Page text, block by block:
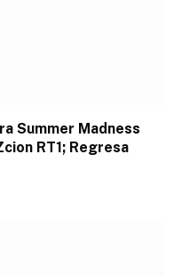
Summer Madness
RT1; Regresa